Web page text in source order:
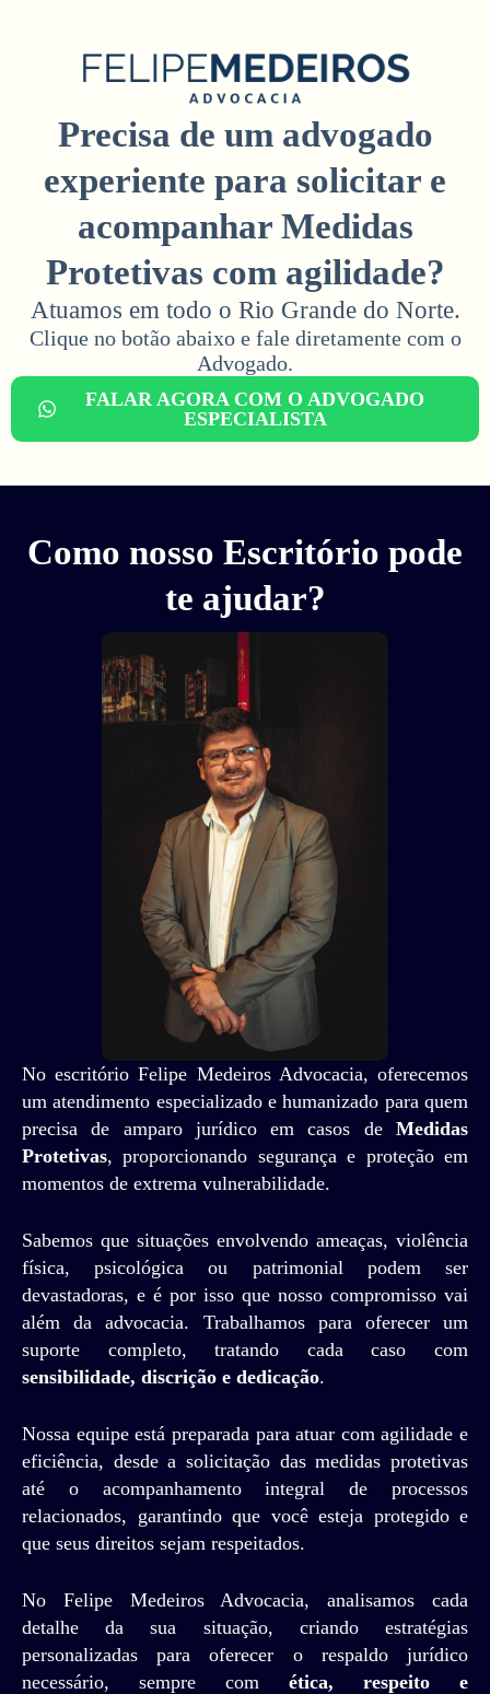
Precisa de um advogado
experiente para solicitar e
acompanhar Medidas
Protetivas com agilidade?
Atuamos em todo o Rio Grande do Norte.
Clique no botão abaixo e fale diretamente com o
Advogado.​
FALAR AGORA COM O ADVOGADO
ESPECIALISTA
Como nosso Escritório pode
te ajudar?
No escritório Felipe Medeiros Advocacia, oferecemos
um atendimento especializado e humanizado para quem
precisa de amparo jurídico em casos de Medidas
Protetivas, proporcionando segurança e proteção em
momentos de extrema vulnerabilidade.
Sabemos que situações envolvendo ameaças, violência
física, psicológica ou patrimonial podem ser
devastadoras, e é por isso que nosso compromisso vai
além da advocacia. Trabalhamos para oferecer um
suporte completo, tratando cada caso com
sensibilidade, discrição e dedicação.
Nossa equipe está preparada para atuar com agilidade e
eficiência, desde a solicitação das medidas protetivas
até o acompanhamento integral de processos
relacionados, garantindo que você esteja protegido e
que seus direitos sejam respeitados.
No Felipe Medeiros Advocacia, analisamos cada
detalhe da sua situação, criando estratégias
personalizadas para oferecer o respaldo jurídico
necessário, sempre com ética, respeito e